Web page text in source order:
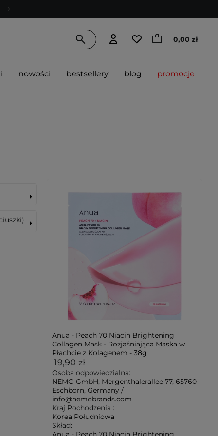
0,00 zł
nowości bestsellery blog promocje
Anua - Peach 70 Niacin Brightening
Collagen Mask - Rozjaśniająca Maska w
Płachcie z Kolagenem - 38g
19,90 zł
Osoba odpowiedzialna:
NEMO GmbH, Mergenthalerallee 77, 65760
Eschborn, Germany /
info@nemobrands.com
Kraj Pochodzenia :
Korea Południowa
Skład:
Anua - Peach 70 Niacin Brightening